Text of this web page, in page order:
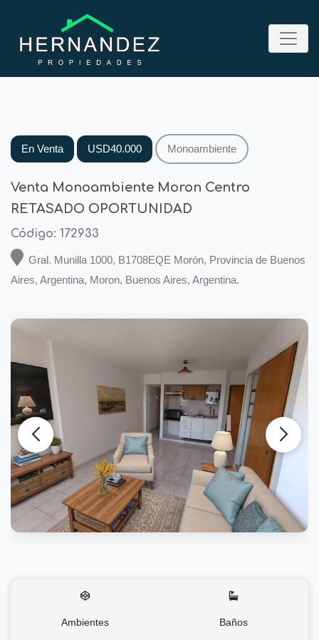
En Venta USD40.000 Monoambiente
Venta Monoambiente Moron Centro
RETASADO OPORTUNIDAD
Código: 172933
Gral. Munilla 1000, B1708EQE Morón, Provincia de Buenos
Aires, Argentina, Moron, Buenos Aires, Argentina.
Ambientes Baños